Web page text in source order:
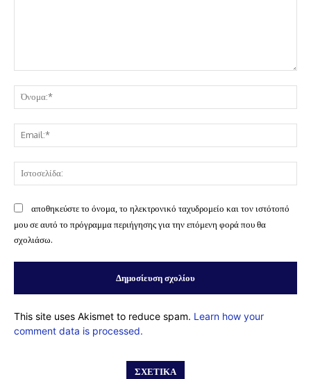
αποθηκεύστε το όνομα, το ηλεκτρονικό ταχυδρομείο και τον ιστότοπό
μου σε αυτό το πρόγραμμα περιήγησης για την επόμενη φορά που θα
σχολιάσω.
This site uses Akismet to reduce spam. Learn how your
comment data is processed.
ΣΧΕΤΙΚΆ